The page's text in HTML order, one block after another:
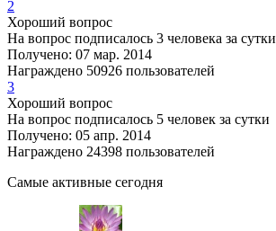
2
Хороший вопрос
На вопрос подписалось 3 человека за сутки
Получено: 07 мар. 2014
Награждено 50926 пользователей
3
Хороший вопрос
На вопрос подписалось 5 человек за сутки
Получено: 05 апр. 2014
Награждено 24398 пользователей
Самые активные сегодня